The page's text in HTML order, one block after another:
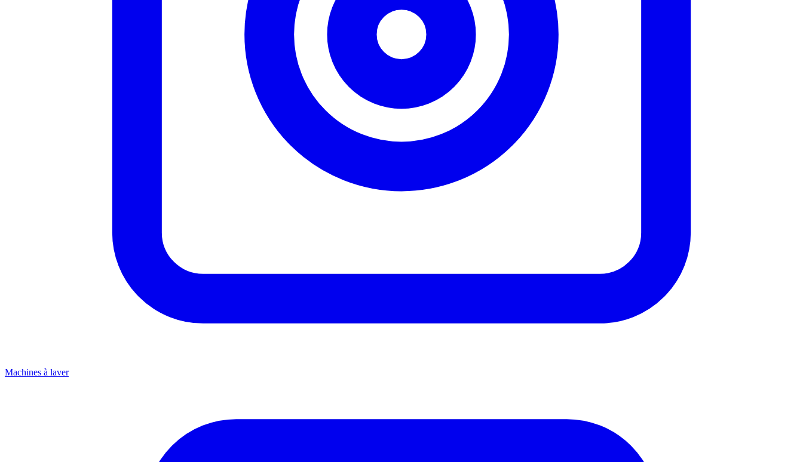
Machines à laver